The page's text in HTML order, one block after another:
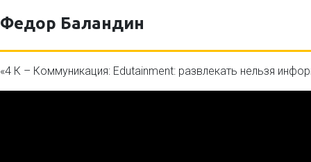
Федор Баландин
«4 К – Коммуникация: Edutainment: развлекать нельзя